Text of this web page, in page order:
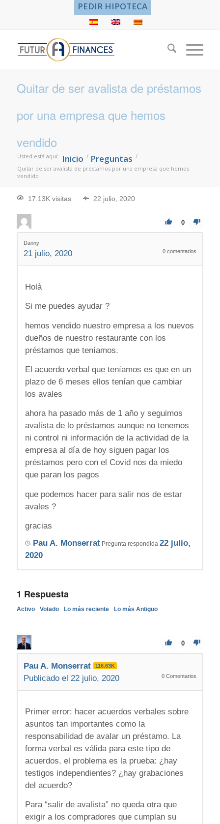
PEDIR HIPOTECA
Quitar de ser avalista de préstamos
por una empresa que hemos
vendido
Usted está aquí: Inicio / Preguntas /
Quitar de ser avalista de préstamos por una empresa que hemos
vendido
17.13K visitas 22 julio, 2020
0
Danny
21 julio, 2020 0 comentarios
Holà
Si me puedes ayudar ?
hemos vendido nuestro empresa a los nuevos
dueños de nuestro restaurante con los
préstamos que teníamos.
El acuerdo verbal que teníamos es que en un
plazo de 6 meses ellos tenían que cambiar
los avales
ahora ha pasado más de 1 año y seguimos
avalista de lo préstamos aunque no tenemos
ni control ni información de la actividad de la
empresa al día de hoy siguen pagar los
préstamos pero con el Covid nos da miedo
que paran los pagos
que podemos hacer para salir nos de estar
avales ?
gracias
Pau A. MonserratPregunta respondida 22 julio,
2020
1 Respuesta
Activo Votado Lo más reciente Lo más Antiguo
0
Pau A. Monserrat 116.63K
Publicado el 22 julio, 2020 0 Comentarios
Primer error: hacer acuerdos verbales sobre
asuntos tan importantes como la
responsabilidad de avalar un préstamo. La
forma verbal es válida para este tipo de
acuerdos, el problema es la prueba: ¿hay
testigos independientes? ¿hay grabaciones
del acuerdo?
Para “salir de avalista” no queda otra que
exigir a los compradores que cumplan su